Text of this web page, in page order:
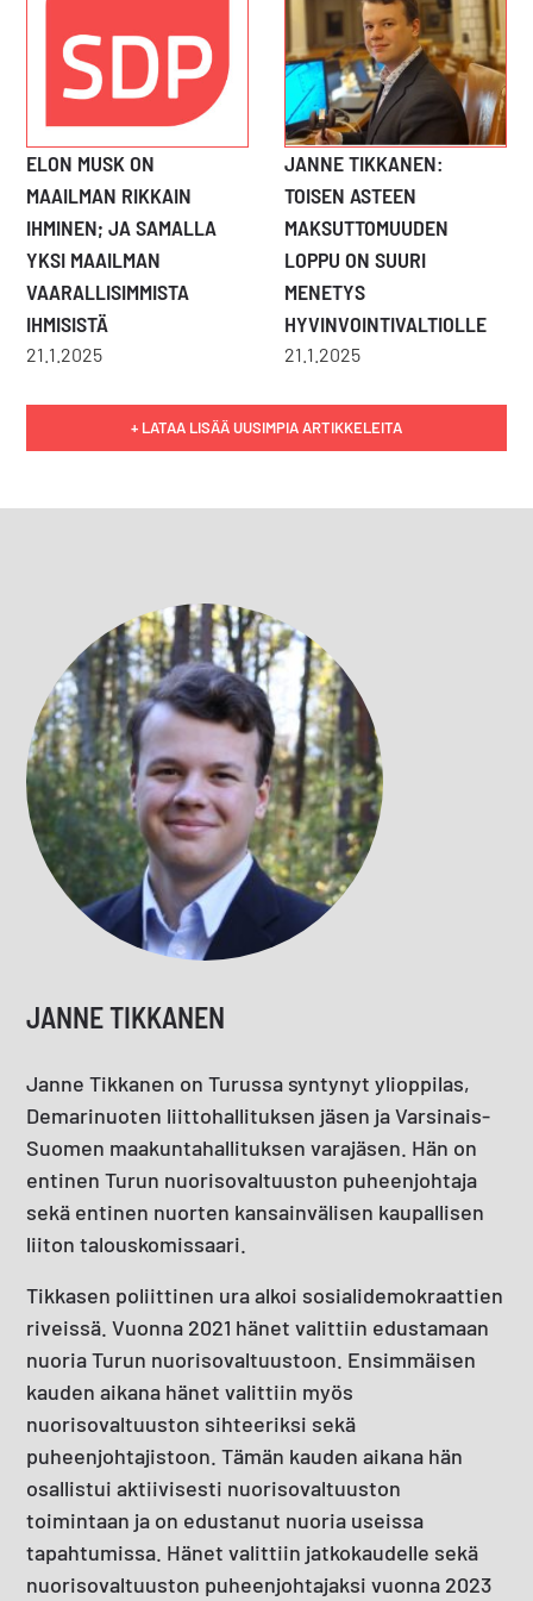
ELON MUSK ON
MAAILMAN RIKKAIN
IHMINEN; JA SAMALLA
YKSI MAAILMAN
VAARALLISIMMISTA
IHMISISTÄ
21.1.2025
JANNE TIKKANEN:
TOISEN ASTEEN
MAKSUTTOMUUDEN
LOPPU ON SUURI
MENETYS
HYVINVOINTIVALTIOLLE
21.1.2025
+ LATAA LISÄÄ UUSIMPIA ARTIKKELEITA
JANNE TIKKANEN
Janne Tikkanen on Turussa syntynyt ylioppilas,
Demarinuoten liittohallituksen jäsen ja Varsinais-
Suomen maakuntahallituksen varajäsen. Hän on
entinen Turun nuorisovaltuuston puheenjohtaja
sekä entinen nuorten kansainvälisen kaupallisen
liiton talouskomissaari.
Tikkasen poliittinen ura alkoi sosialidemokraattien
riveissä. Vuonna 2021 hänet valittiin edustamaan
nuoria Turun nuorisovaltuustoon. Ensimmäisen
kauden aikana hänet valittiin myös
nuorisovaltuuston sihteeriksi sekä
puheenjohtajistoon. Tämän kauden aikana hän
osallistui aktiivisesti nuorisovaltuuston
toimintaan ja on edustanut nuoria useissa
tapahtumissa. Hänet valittiin jatkokaudelle sekä
nuorisovaltuuston puheenjohtajaksi vuonna 2023